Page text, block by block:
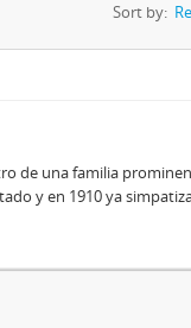
Sort by:
de una familia
y en 1910 ya